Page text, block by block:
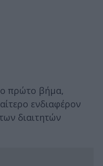
πρώτο βήμα,
ενδιαφέρον
διαιτητών